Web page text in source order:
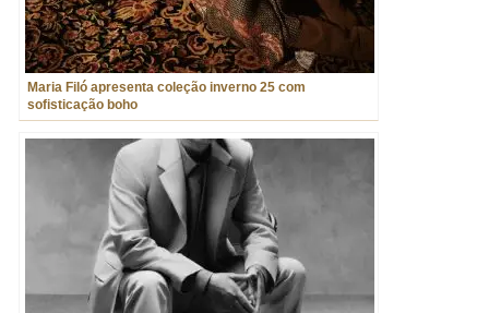
Maria Filó apresenta coleção inverno 25 com
sofisticação boho